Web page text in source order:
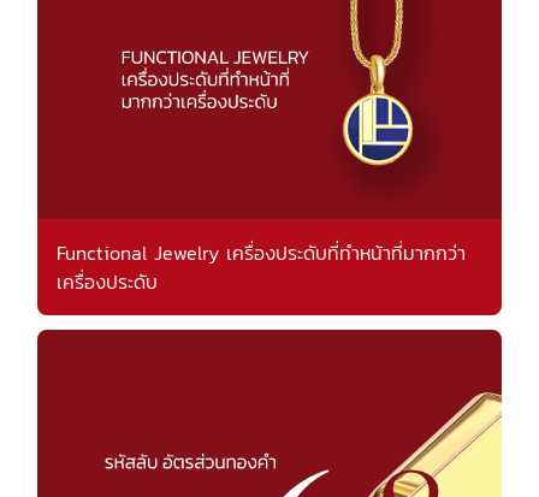
Functional Jewelry เครื่องประดับที่ทำหน้าที่มากกว่า
เครื่องประดับ